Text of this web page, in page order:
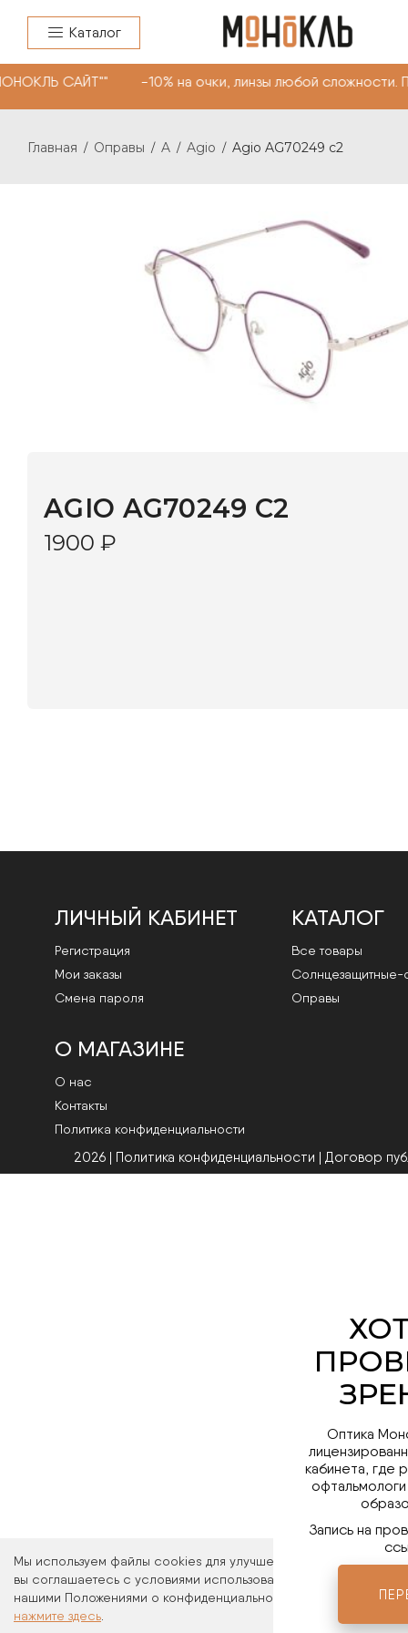
Мы используем файлы cookies для улучшения работы сайта.
вы соглашаетесь с условиями использования файлов cookies.
нашими Положениями о конфиденциальности и об
нажмите здесь
Каталог
САЙТ"" -10% на очки, линзы любой
Главная / Оправы / A / Agio / Agio AG70249 c2
ЛИЧНЫЙ КАБИНЕТ
Регистрация
Мои заказы
Смена пароля
КАТАЛОГ
Все товары
Cолнцезащитные-
Оправы
О МАГАЗИНЕ
О нас
Контакты
Политика конфиденциальности
2026 | Политика конфиденциальности | Договор
Оптика
кабинета, где
Запись на
Мы в